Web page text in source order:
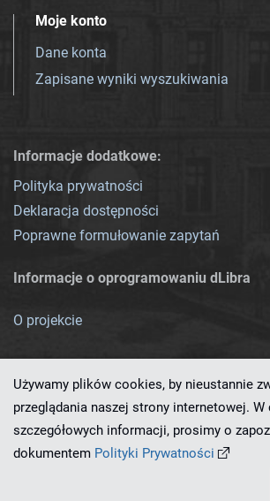
Moje konto
Dane konta
Zapisane wyniki wyszukiwania
Informacje dodatkowe:
Polityka prywatności
Deklaracja dostępności
Poprawne formułowanie zapytań
Informacje o oprogramowaniu dLibra
O projekcie
Ten serwis działa dzięki oprogramowaniu
Używamy plików cookies, by nieustannie
przeglądania naszej strony internetowej. W
szczegółowych informacji, prosimy o
dokumentem Polityki Prywatności